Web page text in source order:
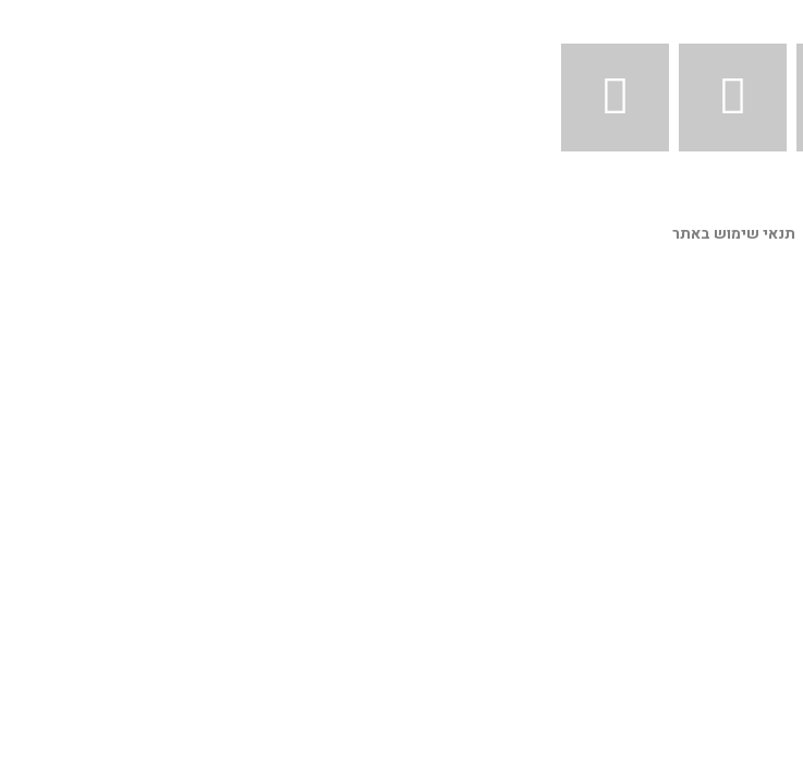
תנאי שימוש באתר